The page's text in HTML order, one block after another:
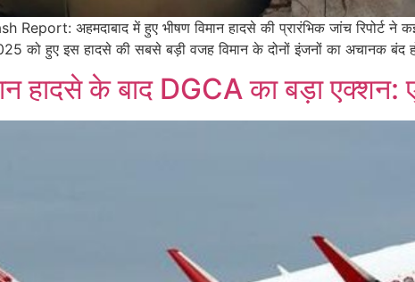
अहमदाबाद में हुए भीषण विमान हादसे की प्रारंभिक जांच रिपोर्ट ने
को हुए इस हादसे की सबसे बड़ी वजह विमान के दोनों इंजनों का अचानक बंद
हादसे के बाद DGCA का बड़ा एक्शन: